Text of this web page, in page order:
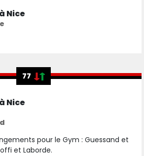
Nice
77
Nice
pour le Gym : Guessand et
et Laborde.